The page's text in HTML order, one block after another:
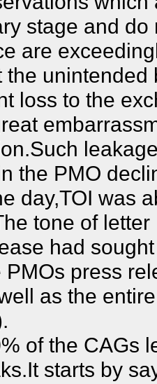
stage and
are
the
loss to the
the PMO
day,TOI was
tone of
had
PMOs press
as the
of the CAGs
starts by